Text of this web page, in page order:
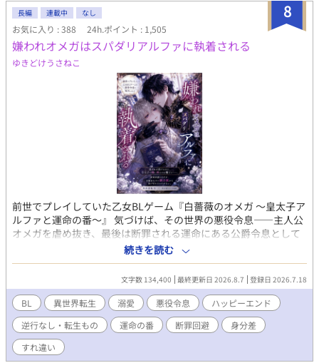
の隣で過ごしなさい」 「君が自由でいられるなら、僕はどうなっ
てもいい」 ジゼルを手に入れようと奔走する男達、教会の陰謀、
謎の感染症。前世の医学知識と治癒魔法を武器に、ジゼルは帝国
の医療と己の運命を変えていく。 【第二部】 帝国の常識を覆す事
件を解決し、第一皇子カイラスとの婚約も決まったジゼル。カー
ネリア家の名誉も回復し、ようやく平穏な日々が訪れる――はず
だった。 「忙しい！ とにかく時間がない！！」 診療所、アカデ
ミー、医療改革、研究、そして皇太子妃教育。カイラスとの甘い
婚約生活どころか、ゆっくり会う時間すらない。側妃の座を狙う
貴族たちの思惑や新聞社の誹謗中傷にも振り回され、慌ただしい
毎日を送っていた。 「すごーい、お仕事熱心なんですね。僕だっ
たらカイラス様より優先することなんてないけどな」 そんなな
か、「聖女の生まれ変わり」を名乗る美しい少年ルカ・アステル
が現れ、カイラスへ異常な執着を見せ始める。 そして海の向こう
では、一つの事件が静かに動き始めていた。 「これでお前は何者
でもない。窮屈な立場など捨てて俺の番になれ」 医療、政治、恋
愛、そして海を舞台にした新たな冒険。研究一筋の元小児科医
は、大切な人を守るため、再び帝国を揺るがす運命へ飛び込んで
8
長編 連載中 なし
お気に入り : 388 24h.ポイント : 1,505
嫌われオメガはスパダリアルファに執着される
ゆきどけうさねこ
前世でプレイしていた乙女BLゲーム『白薔薇のオメガ ～皇太子ア
ルファと運命の番～』 気づけば、その世界の悪役令息――主人公
オメガを虐め抜き、最後は断罪される運命にある公爵令息として
転生していた。 「終わった。破滅フラグしかない」 生き延びる方
法はただ一つ。主人公にも、攻略対象の皇太子にも、とにかく近
づかないこと。ベッドサイドの引き出しに隠した一冊のノートを
頼りに、目立たず大人しく生きようと決めたはずだった。 なのに
――避ければ避けるほど、皇太子アルファの瞳に映る自分が、ど
うしようもなく色濃くなっていく。 「見つけた。ようやく会え
た。」 冷徹で合理主義、誰にも興味を示さないはずの皇太子が、
なぜか自分だけを見ている。 シナリオにない執着から逃げ切れる
のか。それとも――。 破滅回避のため逃げたはずが、逃げ切れな
続きを読む
文字数 134,400 最終更新日 2026.8.7 登録日 2026.7.18
BL 異世界転生 溺愛 悪役令息
ハッピーエンド
逆行なし・転生もの
運命の番 断罪回避
身分差
すれ違い